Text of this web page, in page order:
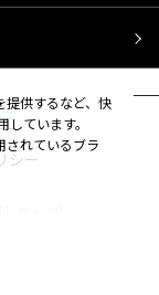
提供するなど、快
ています。
されているブラ
シー
Reserved.